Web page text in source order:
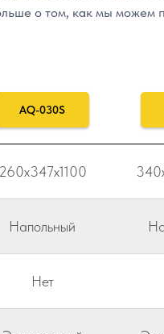
о том, как мы можем
AQ-030S
260x347x1100
Напольный
Нет